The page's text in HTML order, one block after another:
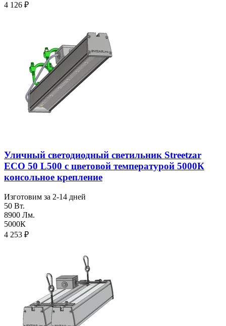
4 126 ₽
Уличный светодиодный светильник Streetzar
ECO 50 L500 с цветовой температурой 5000К
консольное крепление
Изготовим за 2-14 дней
50 Вт.
8900 Лм.
5000К
4 253 ₽